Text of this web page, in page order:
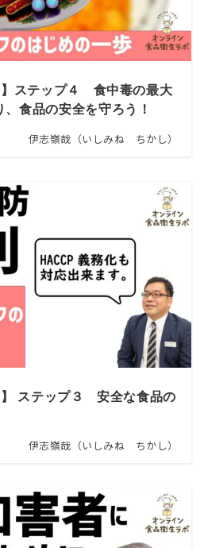
】ステップ４ 食中毒の最大
食品の安全を守ろう！
伊志嶺哉（いしみね ちかし）
】 ステップ３ 安全な食品の
伊志嶺哉（いしみね ちかし）